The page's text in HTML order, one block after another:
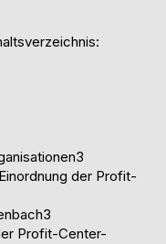
der Profit-
Profit-Center-